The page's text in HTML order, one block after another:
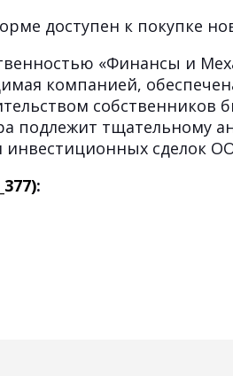
доступен к покупке
«Финансы и
компанией,
собственников
подлежит тщательному
инвестиционных сделок
: